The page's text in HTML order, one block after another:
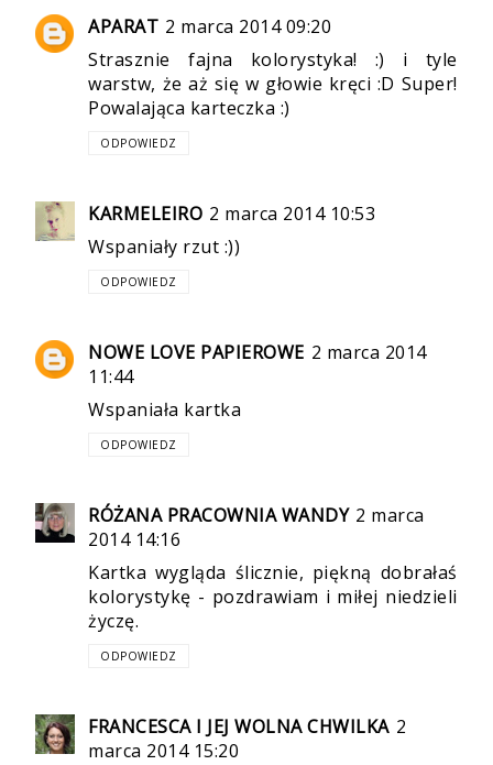
APARAT 2 marca 2014 09:20
Strasznie fajna kolorystyka! :) i tyle
warstw, że aż się w głowie kręci :D Super!
Powalająca karteczka :)
ODPOWIEDZ
KARMELEIRO 2 marca 2014 10:53
Wspaniały rzut :))
ODPOWIEDZ
NOWE LOVE PAPIEROWE 2 marca 2014
11:44
Wspaniała kartka
ODPOWIEDZ
RÓŻANA PRACOWNIA WANDY 2 marca
2014 14:16
Kartka wygląda ślicznie, piękną dobrałaś
kolorystykę - pozdrawiam i miłej niedzieli
życzę.
ODPOWIEDZ
FRANCESCA I JEJ WOLNA CHWILKA 2
marca 2014 15:20